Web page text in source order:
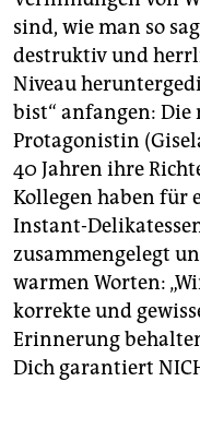
sind, wie man so
destruktiv und
Niveau
bist“ anfangen:
Protagonistin
40 Jahren ihre
Kollegen haben für
Instant-
zusammengelegt
warmen Worten:
korrekte und
Erinnerung
Dich garantiert